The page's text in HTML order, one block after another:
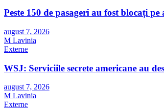
Peste 150 de pasageri au fost blocați
august 7, 2026
M Lavinia
Externe
WSJ: Serviciile secrete americane au
august 7, 2026
M Lavinia
Externe